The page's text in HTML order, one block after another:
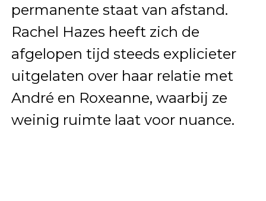
permanente staat van afstand.
Rachel Hazes heeft zich de
afgelopen tijd steeds explicieter
uitgelaten over haar relatie met
André en Roxeanne, waarbij ze
weinig ruimte laat voor nuance.